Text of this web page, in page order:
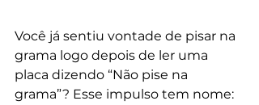
Você já sentiu vontade de pisar na
grama logo depois de ler uma
placa dizendo “Não pise na
grama”? Esse impulso tem nome: